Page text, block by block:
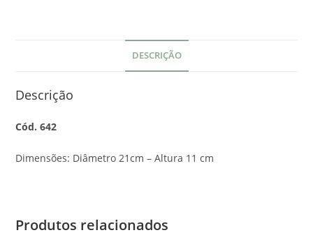
DESCRIÇÃO
Descrição
Cód. 642
Dimensões: Diâmetro 21cm – Altura 11 cm
Produtos relacionados